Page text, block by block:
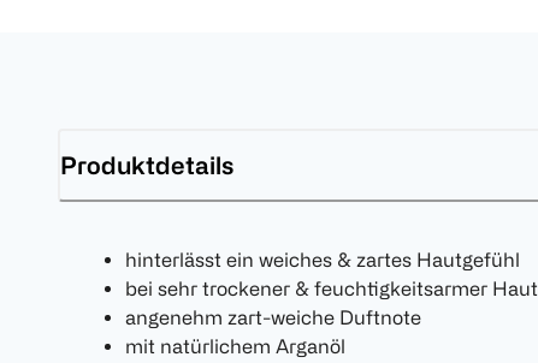
Produktdetails
hinterlässt ein weiches & zartes Hautgefühl
bei sehr trockener & feuchtigkeitsarmer Haut
angenehm zart-weiche Duftnote
mit natürlichem Arganöl